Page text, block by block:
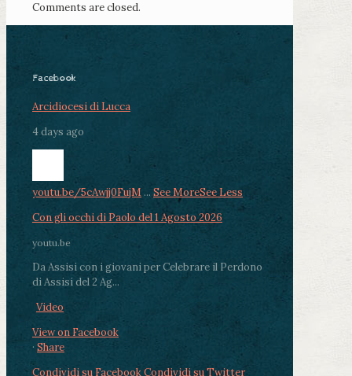
Comments are closed.
Facebook
Arcidiocesi di Lucca
4 days ago
youtu.be/5cAwjj0FujM ... See MoreSee Less
Con gli occhi di Paolo del 1 Agosto 2026
youtu.be
Da Assisi con i giovani per Celebrare il Perdono
di Assisi del 2 Ag...
Video
View on Facebook
· Share
Condividi su FacebookCondividi su Twitter